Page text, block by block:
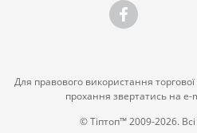
Для правового використання
прохання звертатись на e-
© Тіптоп™ 2009-2026.